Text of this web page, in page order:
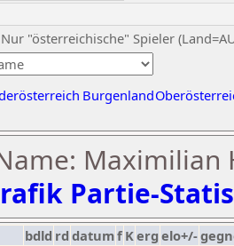
Nur "österreichische" Spieler
Burgenland
Maximilian
Partie-
bdld rd datumf Kerg elo+/-